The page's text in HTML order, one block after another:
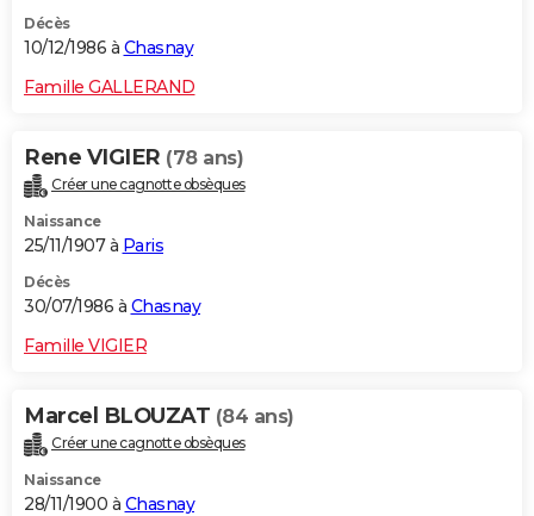
Décès
10/12/1986 à Chasnay
Famille GALLERAND
Rene VIGIER (78 ans)
Créer une cagnotte obsèques
Naissance
25/11/1907 à Paris
Décès
30/07/1986 à Chasnay
Famille VIGIER
Marcel BLOUZAT (84 ans)
Créer une cagnotte obsèques
Naissance
28/11/1900 à Chasnay